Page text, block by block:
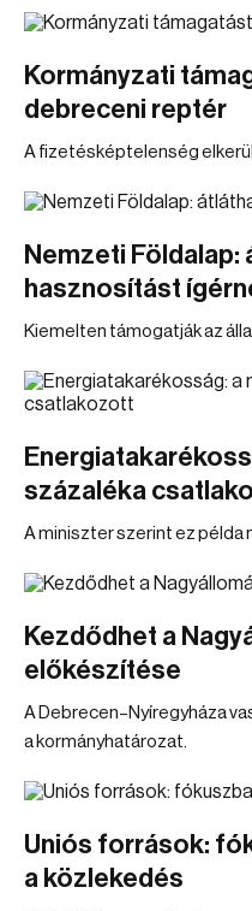
Kormányzati
debreceni reptér
A fizetésképtelenség
Nemzeti Földalap:
hasznosítást
Kiemelten támogatják az
százaléka
A miniszter szerint ez példa
Kezdődhet a
előkészítése
A Debrecen–Nyíregyháza
a kormányhatározat.
Uniós források:
a közlekedés